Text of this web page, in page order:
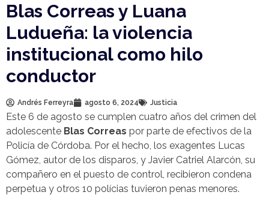
Blas Correas y Luana
Ludueña: la violencia
institucional como hilo
conductor
Andrés Ferreyra agosto 6, 2024 Justicia
Este 6 de agosto se cumplen cuatro años del crimen del
adolescente Blas Correas por parte de efectivos de la
Policía de Córdoba. Por el hecho, los exagentes Lucas
Gómez, autor de los disparos, y Javier Catriel Alarcón, su
compañero en el puesto de control, recibieron condena
perpetua y otros 10 polícias tuvieron penas menores.